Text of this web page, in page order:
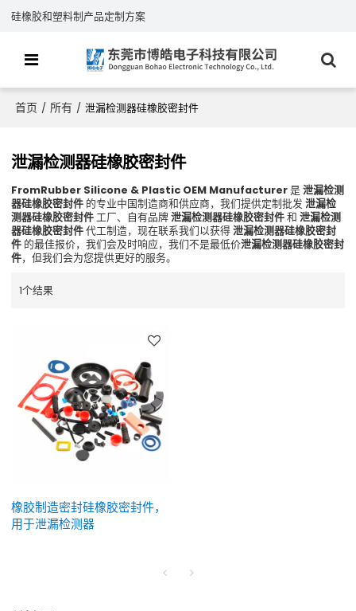
硅橡胶和塑料制产品定制方案
首页 / 所有 / 泄漏检测器硅橡胶密封件
泄漏检测器硅橡胶密封件
FromRubber Silicone & Plastic OEM Manufacturer是泄漏检测
器硅橡胶密封件 的专业中国制造商和供应商，我们提供定制批发泄漏检
测器硅橡胶密封件工厂、自有品牌泄漏检测器硅橡胶密封件和泄漏检测
器硅橡胶密封件代工制造，现在联系我们以获得泄漏检测器硅橡胶密封
件 的最佳报价，我们会及时响应，我们不是最低价泄漏检测器硅橡胶密封
件，但我们会为您提供更好的服务。
1个结果
橡胶制造密封硅橡胶密封件，
用于泄漏检测器